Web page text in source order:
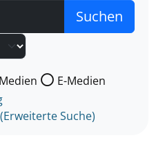
nach der Sie suchen wollen.
E-Medien
Suche)